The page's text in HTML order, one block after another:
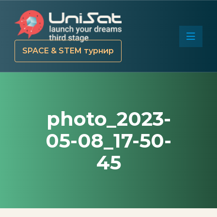
SPACE & STEM турнир
photo_2023-
05-08_17-50-
45